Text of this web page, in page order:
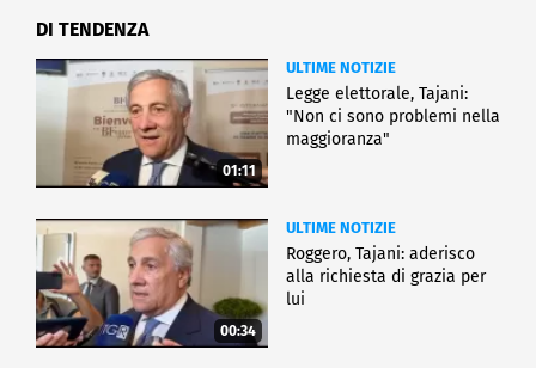
DI TENDENZA
01:11
ULTIME NOTIZIE
Legge elettorale, Tajani:
"Non ci sono problemi nella
maggioranza"
00:34
ULTIME NOTIZIE
Roggero, Tajani: aderisco
alla richiesta di grazia per
lui